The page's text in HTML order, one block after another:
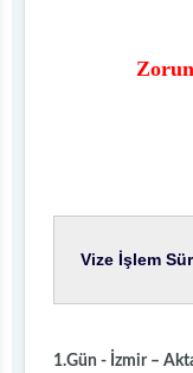
Vize İşlem
1.Gün - İzmir –